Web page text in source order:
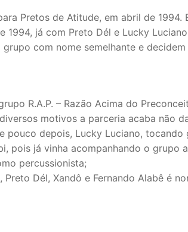
Pretos de Atitude, em abril de
1994, já com Preto Dél e Lucky
com nome semelhante e
R.A.P. – Razão Acima do
motivos a parceria acaba não
pouco depois, Lucky Luciano,
pois já vinha acompanhando o grupo
percussionista;
Preto Dél, Xandô e Fernando Alabê é